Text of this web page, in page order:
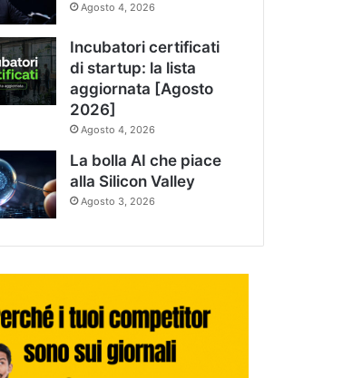
Agosto 4, 2026
Incubatori certificati
di startup: la lista
aggiornata [Agosto
2026]
Agosto 4, 2026
La bolla AI che piace
alla Silicon Valley
Agosto 3, 2026